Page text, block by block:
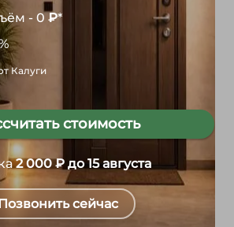
- 0₽*
Калуги
стоимость
2 000₽ до 15 августа
сейчас